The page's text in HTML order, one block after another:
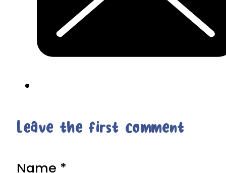
Leave the first comment
Name *